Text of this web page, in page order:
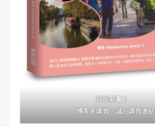
我的新書！
｜博客來購買｜誠品購買連結